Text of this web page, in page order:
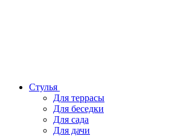
Стулья
Для террасы
Для беседки
Для сада
Для дачи